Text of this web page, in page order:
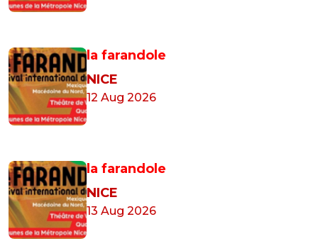
la farandole
NICE
12 Aug 2026
la farandole
NICE
13 Aug 2026